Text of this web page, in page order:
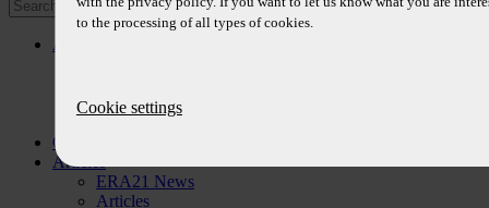
Editorial Board
References
Contents
Articles
ERA21 News
Articles
to the processing of all types of cookies.
Cookie settings